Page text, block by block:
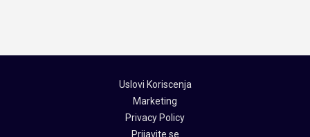
Uslovi Koriscenja
Marketing
Privacy Policy
Prijavite se